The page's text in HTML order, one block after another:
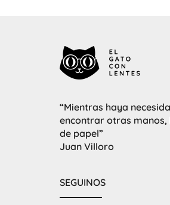
“Mientras haya
encontrar otras
de papel”
Juan Villoro
SEGUINOS